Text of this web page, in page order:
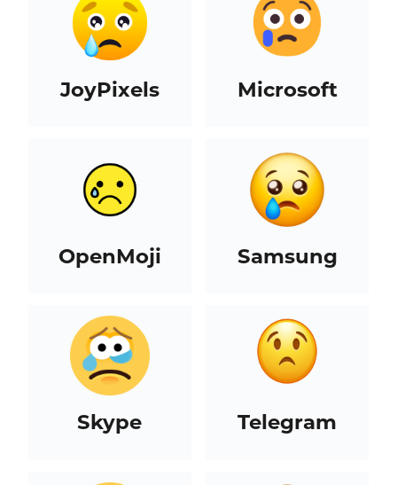
JoyPixels Microsoft
OpenMoji Samsung
Skype Telegram